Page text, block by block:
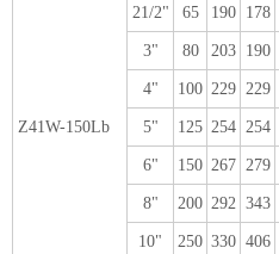
Z41W-150Lb
21/2" 65 190 178
3" 80 203 190
4" 100 229 229
5" 125 254 254
6" 150 267 279
8" 200 292 343
10" 250 330 406